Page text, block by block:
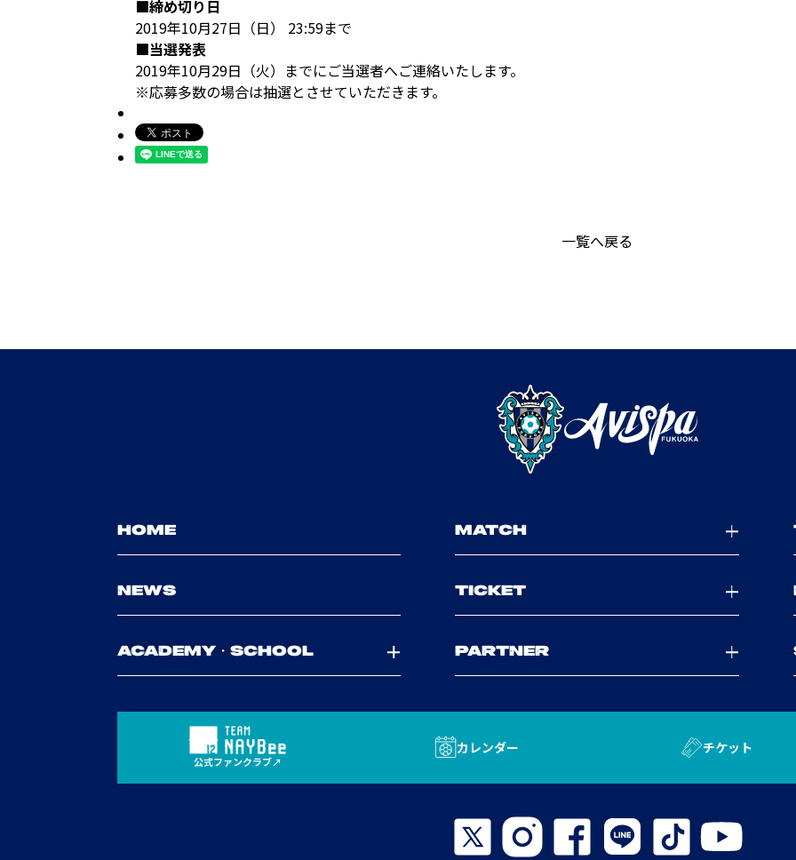
■締め切り日
2019年10月27日（日） 23:59まで
■当選発表
2019年10月29日（火）までにご当選者へご連絡いたします。
※応募多数の場合は抽選とさせていただきます。
一覧へ戻る
HOME MATCH
NEWS TICKET
ACADEMY・SCHOOL PARTNER
公式ファンクラブ
カレンダー チケット